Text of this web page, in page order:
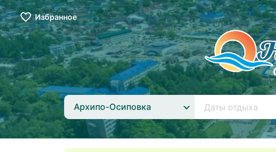
Избранное
Архипо-Осиповка